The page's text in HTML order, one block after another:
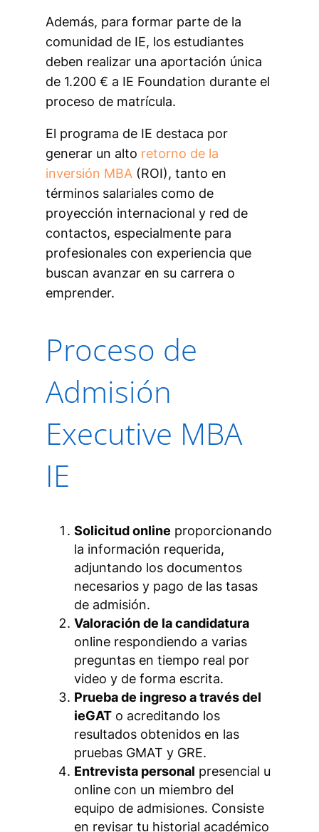
Además, para formar parte de la
comunidad de IE, los estudiantes
deben realizar una aportación única
de 1.200 € a IE Foundation durante el
proceso de matrícula.
El programa de IE destaca por
generar un alto retorno de la
inversión MBA (ROI), tanto en
términos salariales como de
proyección internacional y red de
contactos, especialmente para
profesionales con experiencia que
buscan avanzar en su carrera o
emprender.
Proceso de
Admisión
Executive MBA
IE
Solicitud online proporcionando
la información requerida,
adjuntando los documentos
necesarios y pago de las tasas
de admisión.
Valoración de la candidatura
online respondiendo a varias
preguntas en tiempo real por
video y de forma escrita.
Prueba de ingreso a través del
ieGAT o acreditando los
resultados obtenidos en las
pruebas GMAT y GRE.
Entrevista personal presencial u
online con un miembro del
equipo de admisiones. Consiste
en revisar tu historial académico